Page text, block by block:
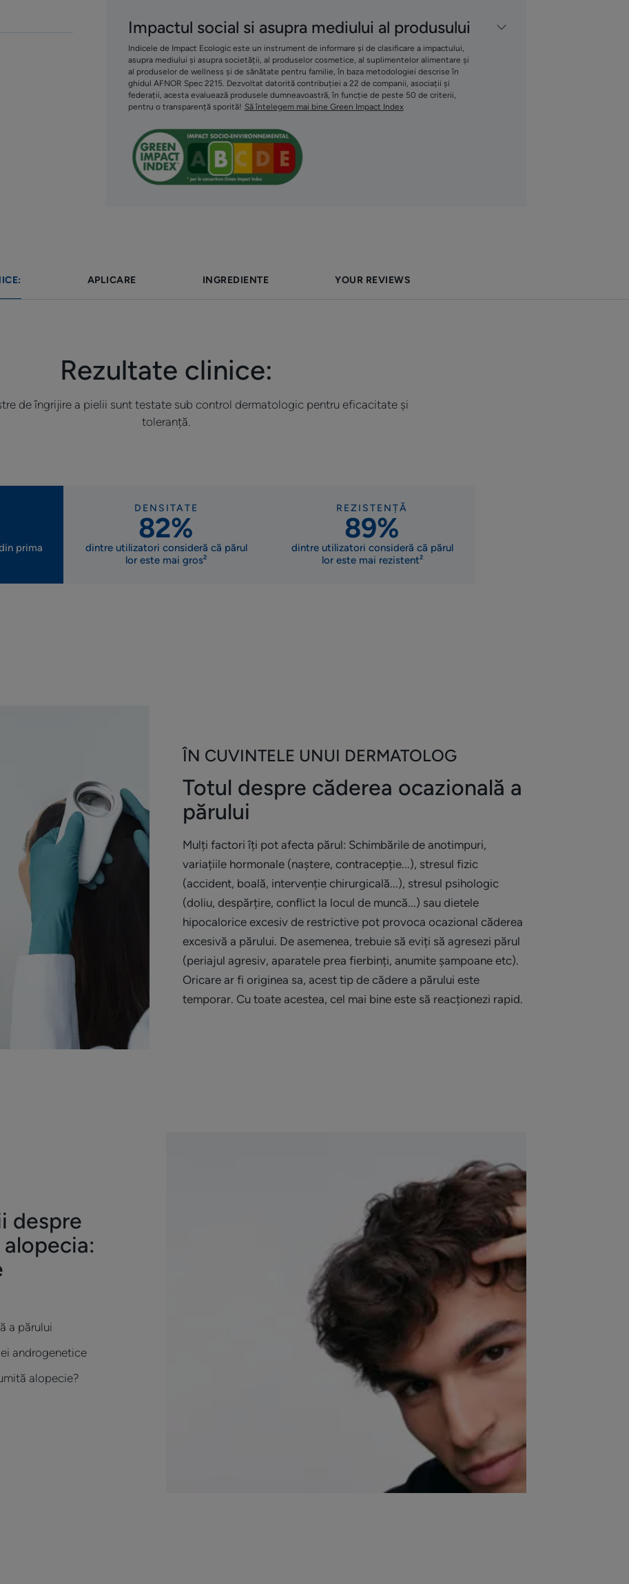
• STIMULEAZĂ creșterea părului*
• CONTRIBUIE la încetinirea căderii părului
• FORTIFICĂ fibra capilară
• REDĂ DENSITATEA părului și îi îmbunătățește aspectul
Beneficiile texturii
Neaderentă, non-grasă. Pătrunde rapid în scalp.
*Studiu clinic controlat de comparare cu un șampon neutru. Măsurători efectuate pe 100 de femei care se
Impactul social si asupra mediului al produsului
Indicele de Impact Ecologic este un instrument de informare și de clasificare a impactului,
asupra mediului și asupra societății, al produselor cosmetice, al suplimentelor alimentare și
al produselor de wellness și de sănătate pentru familie, în baza metodologiei descrise în
ghidul AFNOR Spec 2215. Dezvoltat datorită contribuției a 22 de companii, asociații și
federații, acesta evaluează produsele dumneavoastră, în funcție de peste 50 de criterii,
pentru o transparență sporită! Să întelegem mai bine Green Impact Index
APLICARE INGREDIENTE YOUR REVIEWS
Rezultate clinice:
de îngrijire a pielii sunt testate sub control dermatologic pentru eficacitate și
toleranță.
prima
DENSITATE
82%
dintre utilizatori consideră că părul
lor este mai gros²
REZISTENȚĂ
89%
dintre utilizatori consideră că părul
lor este mai rezistent²
ÎN CUVINTELE UNUI DERMATOLOG
Totul despre căderea ocazională a
părului
Mulți factori îți pot afecta părul: Schimbările de anotimpuri,
variațiile hormonale (naștere, contracepție...), stresul fizic
(accident, boală, intervenție chirurgicală...), stresul psihologic
(doliu, despărțire, conflict la locul de muncă...) sau dietele
hipocalorice excesiv de restrictive pot provoca ocazional căderea
excesivă a părului. De asemenea, trebuie să eviți să agresezi părul
(periajul agresiv, aparatele prea fierbinți, anumite șampoane etc).
Oricare ar fi originea sa, acest tip de cădere a părului este
temporar. Cu toate acestea, cel mai bine este să reacționezi rapid.
despre
a părului
androgenetice
alopecie?